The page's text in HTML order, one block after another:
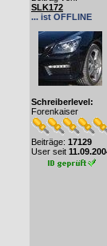
SLK172
... ist OFFLINE
Schreiberlevel:
Forenkaiser
Beiträge: 17129
User seit